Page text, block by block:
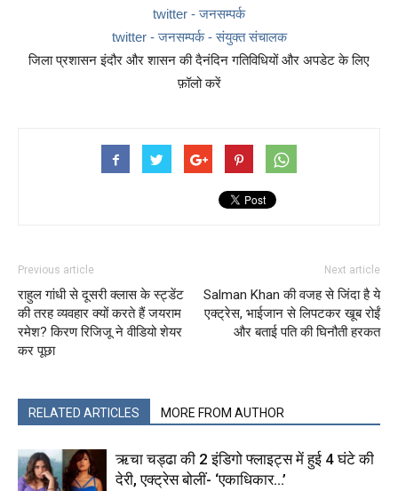
twitter - जनसम्पर्क
twitter - जनसम्पर्क - संयुक्त संचालक
जिला प्रशासन इंदौर और शासन की दैनंदिन गतिविधियों और अपडेट के लिए
फ़ॉलो करें
Previous article
राहुल गांधी से दूसरी क्लास के स्ट्डेंट
की तरह व्यवहार क्यों करते हैं जयराम
रमेश? किरण रिजिजू ने वीडियो शेयर
कर पूछा
Next article
Salman Khan की वजह से जिंदा है ये
एक्ट्रेस, भाईजान से लिपटकर खूब रोईं
और बताई पति की घिनौती हरकत
RELATED ARTICLES MORE FROM AUTHOR
ऋचा चड्ढा की 2 इंडिगो फ्लाइट्स में हुई 4 घंटे की
देरी, एक्ट्रेस बोलीं- ‘एकाधिकार…’